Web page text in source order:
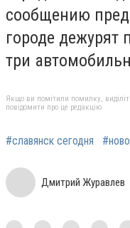
сообщению
городе дежурят
три
Якщо ви помітили помилку,
повідомити про це редакцію
#славянск сегодня
Дмитрий Журавлев